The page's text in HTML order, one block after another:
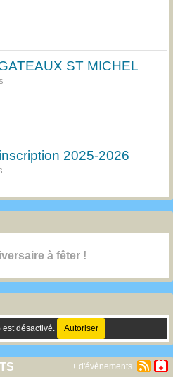
ST MICHEL
2025-2026
à fêter !
désactivé. Autoriser
+ d'évènements